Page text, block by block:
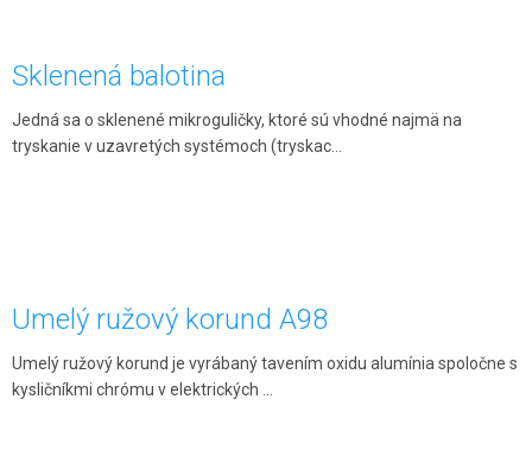
Sklenená balotina
Jedná sa o sklenené mikroguličky, ktoré sú vhodné najmä na
tryskanie v uzavretých systémoch (tryskac...
Umelý ružový korund A98
Umelý ružový korund je vyrábaný tavením oxidu alumínia spoločne s
kysličníkmi chrómu v elektrických ...